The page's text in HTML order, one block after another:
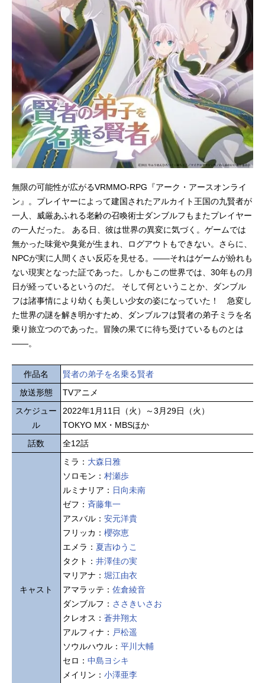
無限の可能性が広がるVRMMO-RPG『アーク・アースオンライ
ン』。プレイヤーによって建国されたアルカイト王国の九賢者が
一人、威厳あふれる老齢の召喚術士ダンブルフもまたプレイヤー
の一人だった。 ある日、彼は世界の異変に気づく。ゲームでは
無かった味覚や臭覚が生まれ、ログアウトもできない。さらに、
NPCが実に人間くさい反応を見せる。――それはゲームが紛れも
ない現実となった証であった。しかもこの世界では、30年もの月
日が経っているというのだ。 そして何ということか、ダンブル
フは諸事情により幼くも美しい少女の姿になっていた！ 急変し
た世界の謎を解き明かすため、ダンブルフは賢者の弟子ミラを名
乗り旅立つのであった。冒険の果てに待ち受けているものとは
――。
作品名
賢者の弟子を名乗る賢者
放送形態
TVアニメ
スケジュー
ル
2022年1月11日（火）～3月29日（火）
TOKYO MX・MBSほか
話数
全12話
キャスト
ミラ： 大森日雅
ソロモン： 村瀬歩
ルミナリア： 日向未南
ゼフ： 斉藤隼一
アスバル： 安元洋貴
フリッカ： 櫻弥恵
エメラ： 夏吉ゆうこ
タクト： 井澤佳の実
マリアナ： 堀江由衣
アマラッテ： 佐倉綾音
ダンブルフ： ささきいさお
クレオス： 蒼井翔太
アルフィナ： 戸松遥
ソウルハウル： 平川大輔
セロ： 中島ヨシキ
メイリン： 小澤亜李